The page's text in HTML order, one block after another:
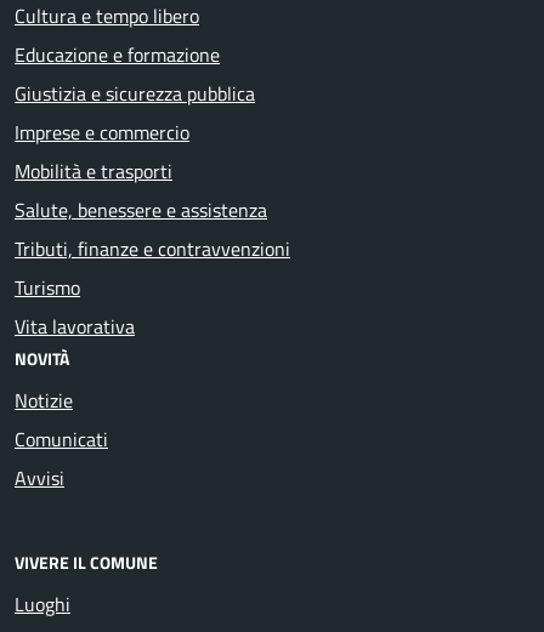
Cultura e tempo libero
Educazione e formazione
Giustizia e sicurezza pubblica
Imprese e commercio
Mobilità e trasporti
Salute, benessere e assistenza
Tributi, finanze e contravvenzioni
Turismo
Vita lavorativa
NOVITÀ
Notizie
Comunicati
Avvisi
VIVERE IL COMUNE
Luoghi